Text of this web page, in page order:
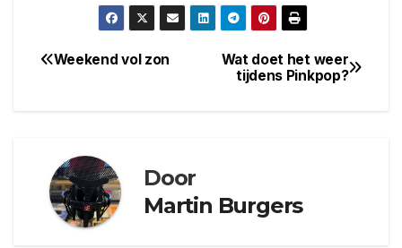
Bericht
Wat doet het weer
tijdens Pinkpop?
Weekend vol zon
Door
Martin Burgers